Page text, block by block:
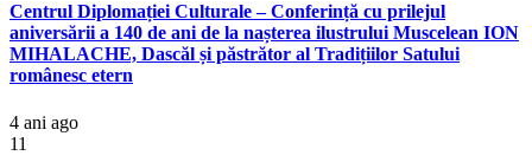
Centrul Diplomației Culturale – Conferință cu prilejul
aniversării a 140 de ani de la nașterea ilustrului Muscelean ION
MIHALACHE, Dascăl și păstrător al Tradițiilor Satului
românesc etern
4 ani ago
11